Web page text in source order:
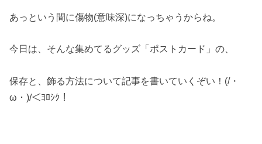
あっという間に傷物(意味深)になっちゃうからね。
今日は、そんな集めてるグッズ「ポストカード」の、
保存と、飾る方法について記事を書いていくぞい！(/・
ω・)/＜ﾖﾛｼｸ！